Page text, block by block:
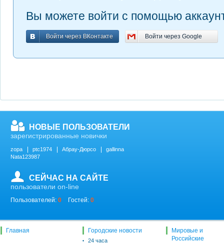
Вы можете войти с помощью
Войти через ВКонтакте
Войти через ВКонтакте Войти через Google
Войти через Google
НОВЫЕ ПОЛЬЗОВАТЕЛИ
зарегистрированные новички
zopa ptc1974 Абрау-Дюрсо
gallinna
Nata123987
СЕЙЧАС НА САЙТЕ
пользователи on-line
Пользователей: 0 Гостей: 0
Главная Городские новости
24 часа
Мировые и
Российские